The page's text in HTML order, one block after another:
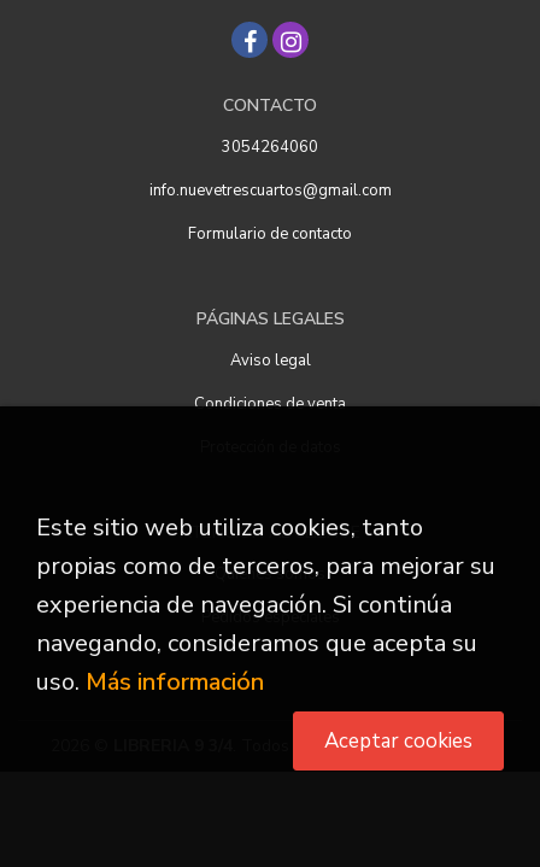
CONTACTO
3054264060
info.nuevetrescuartos@gmail.com
Formulario de contacto
PÁGINAS LEGALES
Aviso legal
Condiciones de venta
ATENCIÓN AL CLIENTE
Quiénes somos
Pedidos especiales
. Todos los Derechos Reservados
Este sitio web utiliza cookies, tanto
propias como de terceros, para mejorar su
experiencia de navegación. Si continúa
navegando, consideramos que acepta su
uso. Más información
Aceptar cookies